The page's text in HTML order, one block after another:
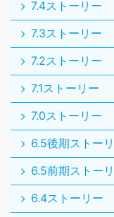
7.4ストーリー
7.3ストーリー
7.2ストーリー
7.1ストーリー
7.0ストーリー
6.5後期ストー
6.5前期ストー
6.4ストーリー